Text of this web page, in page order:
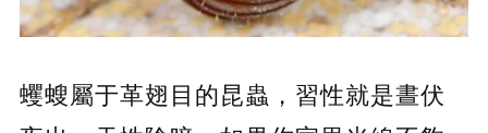
蠼螋屬于革翅目的昆蟲，習性就是晝伏